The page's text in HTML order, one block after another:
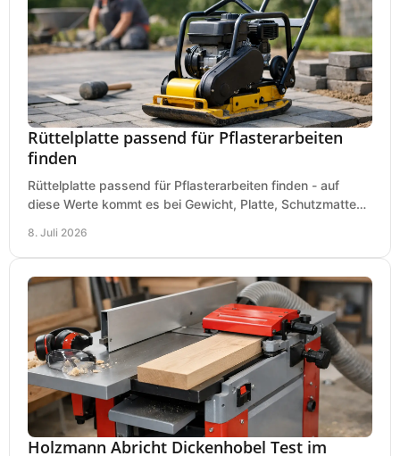
Rüttelplatte passend für Pflasterarbeiten
finden
Rüttelplatte passend für Pflasterarbeiten finden - auf
diese Werte kommt es bei Gewicht, Platte, Schutzmatte
8. Juli 2026
Holzmann Abricht Dickenhobel Test im